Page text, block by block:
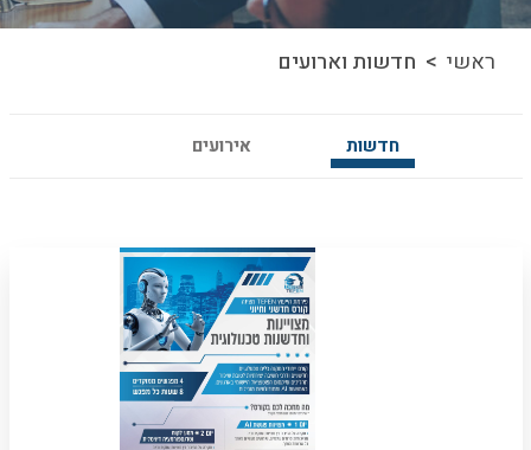
ראשי > חדשות וארועים
חדשות אירועים